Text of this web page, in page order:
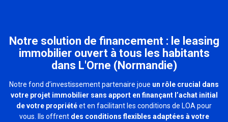
Notre solution de financement : le leasing
immobilier ouvert à tous les habitants
dans L'Orne (Normandie)
Notre fond d’investissement partenaire joue un rôle crucial dans
votre projet immobilier sans apport en finançant l’achat initial
de votre propriétéet en facilitant les conditions de LOA pour
vous. Ils offrent des conditions flexibles adaptées à votre